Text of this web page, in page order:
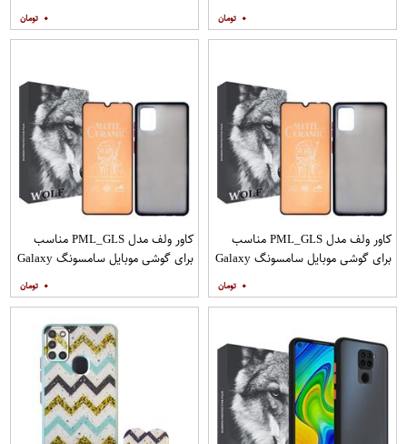
۰ ۰
کاور ولف مدل PML_GLS مناسب
برای گوشی موبایل سامسونگ Galaxy
۰
کاور ولف مدل PML_GLS مناسب
برای گوشی موبایل سامسونگ Galaxy
مات
۰